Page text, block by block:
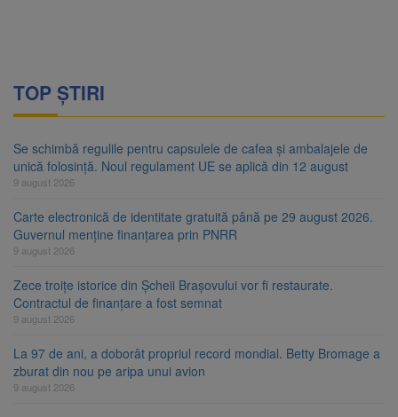
TOP ȘTIRI
Se schimbă regulile pentru capsulele de cafea și ambalajele de
unică folosință. Noul regulament UE se aplică din 12 august
9 august 2026
Carte electronică de identitate gratuită până pe 29 august 2026.
Guvernul menține finanțarea prin PNRR
9 august 2026
Zece troițe istorice din Șcheii Brașovului vor fi restaurate.
Contractul de finanțare a fost semnat
9 august 2026
La 97 de ani, a doborât propriul record mondial. Betty Bromage a
zburat din nou pe aripa unui avion
9 august 2026